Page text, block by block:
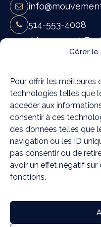
Gérer le
Pour offrir les meilleures
technologies telles que
accéder aux
consentir à ces
des données telles que
navigation ou les ID
pas consentir ou de
avoir un effet négatif
fonctions.
514-553-4008
Mouvement
massothérapie
Blainville, QC
Mouvement
massothérapie
372C Chem. de
Rosemère, QC
Médias
POLITIQUE DE